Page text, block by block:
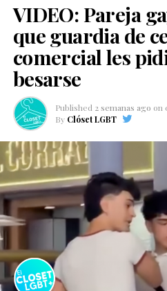
VIDEO: Pareja
que guardia de
comercial les
besarse
Published 2 semanas ago on
By Clóset LGBT